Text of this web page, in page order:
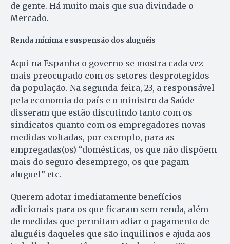
de gente. Há muito mais que sua divindade o
Mercado.
Renda mínima e suspensão dos aluguéis
Aqui na Espanha o governo se mostra cada vez
mais preocupado com os setores desprotegidos
da população. Na segunda-feira, 23, a responsável
pela economia do país e o ministro da Saúde
disseram que estão discutindo tanto com os
sindicatos quanto com os empregadores novas
medidas voltadas, por exemplo, para as
empregadas(os) “domésticas, os que não dispõem
mais do seguro desemprego, os que pagam
aluguel” etc.
Querem adotar imediatamente benefícios
adicionais para os que ficaram sem renda, além
de medidas que permitam adiar o pagamento de
aluguéis daqueles que são inquilinos e ajuda aos